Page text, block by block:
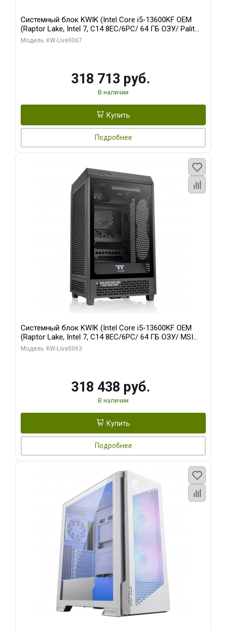
Системный блок KWIK (Intel Core i5-13600KF OEM
(Raptor Lake, Intel 7, C14 8EC/6PC/ 64 ГБ ОЗУ/ Palit
RTX5080 GAMINGPRO OC 16GB GDDR7 256bit 3xDP
Модель: KW-Live0067
318 713 руб.
В наличии
Купить
Подробнее
Системный блок KWIK (Intel Core i5-13600KF OEM
(Raptor Lake, Intel 7, C14 8EC/6PC/ 64 ГБ ОЗУ/ MSI
RTX5080 VENTUS 3X OC 16GB GDDR7 256bit 3xDP
Модель: KW-Live0063
318 438 руб.
В наличии
Купить
Подробнее